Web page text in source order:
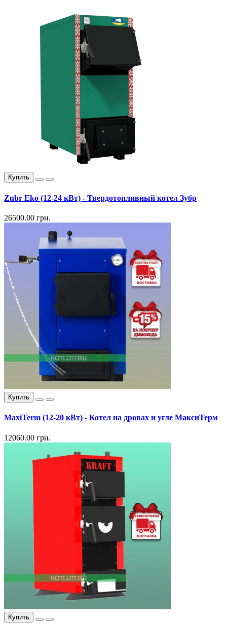
Купить
Zubr Eko (12-24 кВт) - Твердотопливный котел Зубр
26500.00 грн.
Купить
MaxiTerm (12-20 кВт) - Котел на дровах и угле МаксиТерм
12060.00 грн.
Купить